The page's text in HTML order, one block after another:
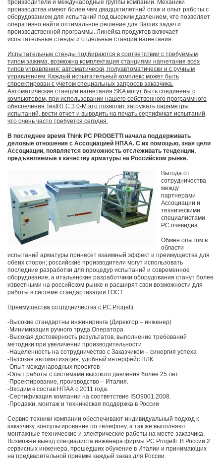
производители и международные группы компаний. Механики
производства имеют более чем двадцатилетний стаж и опыт работы с
оборудованием для испытаний под высоким давлением, что позволяет
оперативно найти оптимальное решение для Ваших задач и
производственной программы. Линейка продуктов включает
испытательные стенды и отдельные станции нагнетания.
Испытательные стенды подбираются в соответствии с требуемым
типом зажима, возможна комплектация станциями нагнетания всех
типов управления: автоматически, полуавтоматически и с ручным
управлением. Каждый испытательный комплекс может быть
спроектирован с учетом специальных запросов заказчика.
Автоматические станции нагнетания SKA могут быть соединены с
компьютером, при использовании нашего собственного программного
обеспечения TestREC 3.0-M это позволит загружать параметры
испытаний, вести отчет и выводить на печать сертификат испытаний,
что очень часто требуется сегодня.
В последнее время Think PC PROGETTI начала поддерживать
деловые отношения с Ассоциацией НПАА. С их помощью, зная цели
Ассоциации, появляется возможность отслеживать тенденции,
предъявляемые к качеству арматуры на Российском рынке.
Выгода от
сотрудничества
между
партнерами
Ассоциации и
техническими
специалистами
PC очевидна.
Обмен опытом в
области
испытаний арматуры принесет взаимный эффект и преимущества для
обеих сторон; российские производители могут использовать
последние разработки для процедур испытаний и современное
оборудование, а итальянские разработчики оборудования станут более
известными на российском рынке и расширят свои возможности для
работы в системе стандартизации ГОСТ.
Преимущества сотрудничества с PC Progetti:
-Высокие стандартны инжиниринга (Директор – инженер)
-Минимизация ручного труда Оператора
-Высокая достоверность результатов, выполнение требований
методики при увеличении производительности
-Нацеленность на сотрудничество с Заказчиком – синергия успеха
-Высокая автоматизация, удобный интерфейс ПЛК
-Опыт международных проектов
-Опыт работы с системами высокого давления более 25 лет
-Проектирование, производство – Италия.
-Входим в состав НПАА с 2011 года.
-Сертификация компании на соответствие ISO9001:2008.
-Продажи, монтаж и техническая поддержка в России
Сервис-техники компании обеспечивают индивидуальный подход к
заказчику, консультирование по телефону, а так же выполняют
монтажные технические и электрические работы на месте заказчика.
Возможен выезд специалиста инженера фирмы PC Progetti. В России 2
сервисных инженера, прошедших обучение в Италии и принимающих
на предварительной приемке каждый заказ для России.